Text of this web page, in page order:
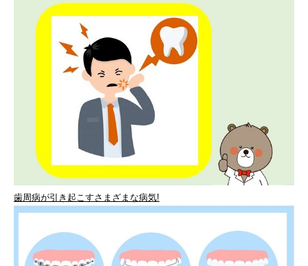
歯周病が引き起こすさまざまな病気!